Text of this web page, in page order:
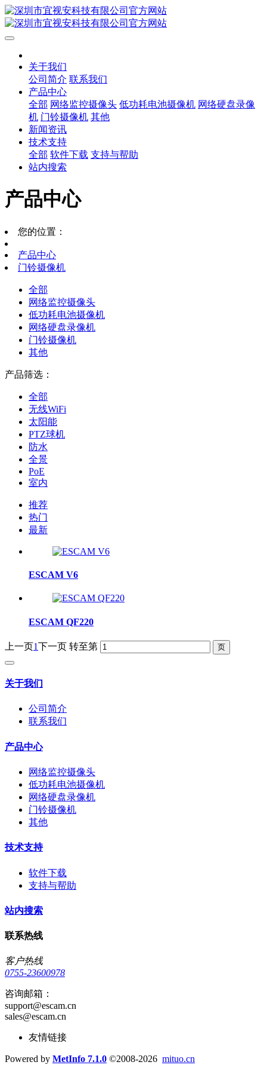
关于我们
公司简介 联系我们
产品中心
全部 网络监控摄像头 低功耗电池摄像机 网络硬盘录像
机 门铃摄像机 其他
新闻资讯
技术支持
全部 软件下载 支持与帮助
站内搜索
产品中心
您的位置：
产品中心
门铃摄像机
全部
网络监控摄像头
低功耗电池摄像机
网络硬盘录像机
门铃摄像机
其他
产品筛选：
全部
无线WiFi
太阳能
PTZ球机
防水
全景
PoE
室内
推荐
热门
最新
ESCAM V6
ESCAM QF220
上一页1下一页 转至第
关于我们
公司简介
联系我们
产品中心
网络监控摄像头
低功耗电池摄像机
网络硬盘录像机
门铃摄像机
其他
技术支持
软件下载
支持与帮助
站内搜索
联系热线
客户热线
0755-23600978
咨询邮箱：
support@escam.cn
sales@escam.cn
友情链接
Powered by MetInfo 7.1.0 ©2008-2026 mituo.cn